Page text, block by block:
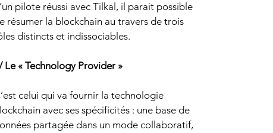
pilote réussi avec Tilkal, il parait possible
résumer la blockchain au travers de trois
distincts et indissociables.
Le « Technology Provider »
celui qui va fournir la technologie
avec ses spécificités : une base de
partagée dans un mode collaboratif,